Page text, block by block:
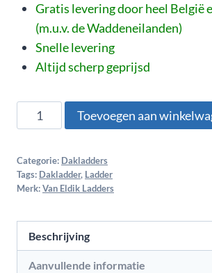
Gratis levering door heel België
(m.u.v. de Waddeneilanden)
Snelle levering
Altijd scherp geprijsd
Toevoegen aan
Categorie: Dakladders
Tags: Dakladder, Ladder
Merk: Van Eldik Ladders
Beschrijving
Aanvullende informatie